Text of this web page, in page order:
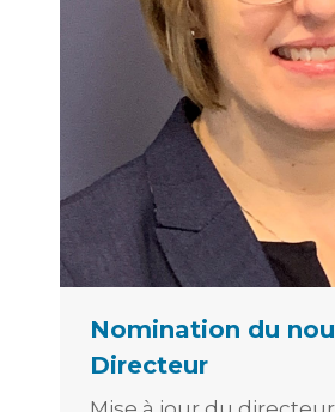
Nomination du
Directeur